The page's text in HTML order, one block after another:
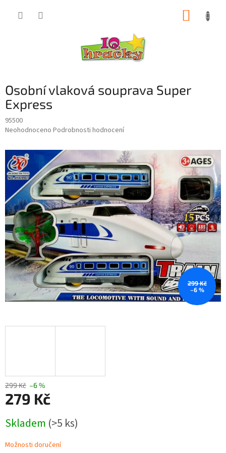
Osobní vlaková souprava Super
Express
95500
Průměrné
produktu
je
0,0
z
hvězdiček.
Neohodnoceno Podrobnosti hodnocení
299 Kč
–6 %
299 Kč –6 %
279 Kč
cena:
Skladem (>5 ks)
Možnosti doručení